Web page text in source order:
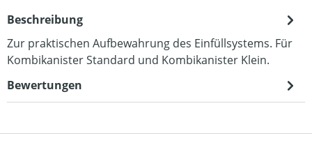
Beschreibung
Zur praktischen Aufbewahrung des Einfüllsystems. Für
Kombikanister Standard und Kombikanister Klein.
Bewertungen